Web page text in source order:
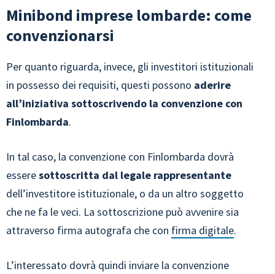
Minibond imprese lombarde: come
convenzionarsi
Per quanto riguarda, invece, gli investitori istituzionali
in possesso dei requisiti, questi possono aderire
all’iniziativa sottoscrivendo la convenzione con
Finlombarda.
In tal caso, la convenzione con Finlombarda dovrà
esseresottoscritta dal legale rappresentante
dell’investitore istituzionale, o da un altro soggetto
che ne fa le veci. La sottoscrizione può avvenire sia
attraverso firma autografa che con firma digitale.
L’interessato dovrà quindi inviare la convenzione